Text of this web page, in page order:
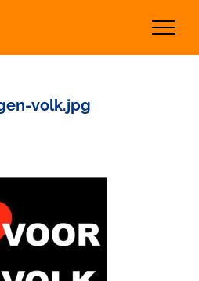
volk.jpg